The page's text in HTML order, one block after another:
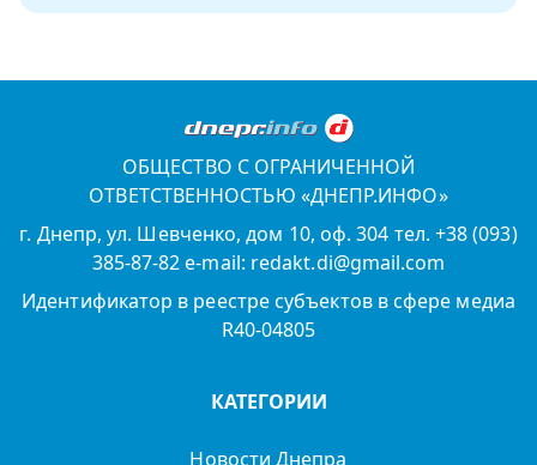
ОБЩЕСТВО С ОГРАНИЧЕННОЙ
ОТВЕТСТВЕННОСТЬЮ «ДНЕПР.ИНФО»
г. Днепр, ул. Шевченко, дом 10, оф. 304 тел. +38 (093)
385-87-82 e-mail: redakt.di@gmail.com
Идентификатор в реестре субъектов в сфере медиа
R40-04805
КАТЕГОРИИ
Новости Днепра